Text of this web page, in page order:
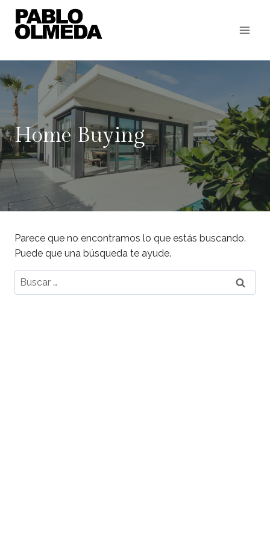
Saltar
contenido
Home Buying
Parece que no encontramos lo que estás buscando.
Puede que una búsqueda te ayude.
Buscar: